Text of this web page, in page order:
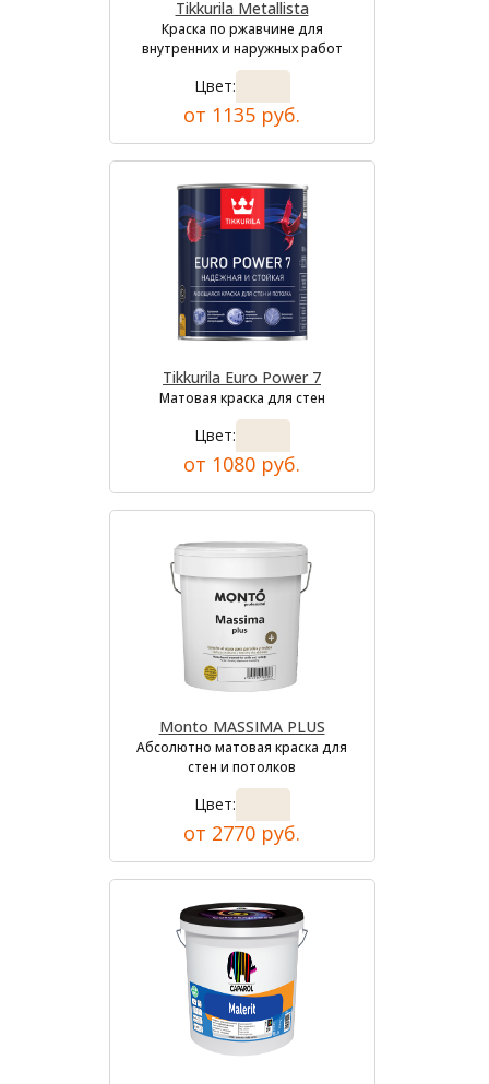
Tikkurila Metallista
Краска по ржавчине для
внутренних и наружных работ
Цвет:
от 1135 руб.
Tikkurila Euro Power 7
Матовая краска для стен
Цвет:
от 1080 руб.
Monto MASSIMA PLUS
Абсолютно матовая краска для
стен и потолков
Цвет:
от 2770 руб.